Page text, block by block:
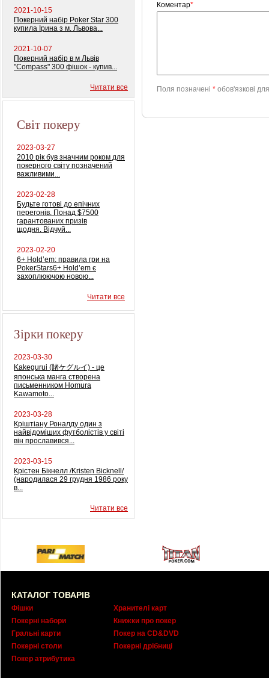
2021-10-15
Покерний набір Poker Star 300
купила Ірина з м. Львова...
2021-10-07
Покерний набір в м Львів
"Compass" 300 фішок - купив...
Читати все
Світ покеру
2023-03-27
2010 рік був значним роком для
покерного світу позначений
важливими...
2023-02-28
Будьте готові до епічних
перегонів. Понад $7500
гарантованих призів
щодня. Відчуй...
2023-02-20
6+ Hold’em: правила гри на
PokerStars6+ Hold’em є
захоплюючою новою...
Читати все
Зірки покеру
2023-03-30
Kakegurui (賭ケグルイ) - це
японська манга створена
письменником Homura
Kawamoto...
2023-03-28
Кріштіану Роналду один з
найвідоміших футболістів у світі
він прославився...
2023-03-15
Крістен Бікнелл /Kristen Bicknell/
(народилася 29 грудня 1986 року
в...
Читати все
Коментар*
Поля позначені * обов'язкові
КАТАЛОГ ТОВАРІВ
Фішки
Покерні набори
Гральні карти
Покерні столи
Покер атрибутика
Хранителі карт
Книжки про покер
Покер на CD&DVD
Покерні дрібниці